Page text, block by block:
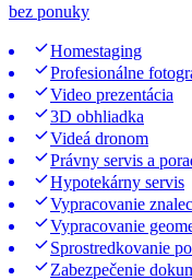
bez ponuky
Homestaging
Profesionálne
Video prezentácia
3D obhliadka
Videá dronom
Právny servis a
Hypotekárny servis
Vypracovanie
Vypracovanie
Sprostredkovanie
Zabezpečenie